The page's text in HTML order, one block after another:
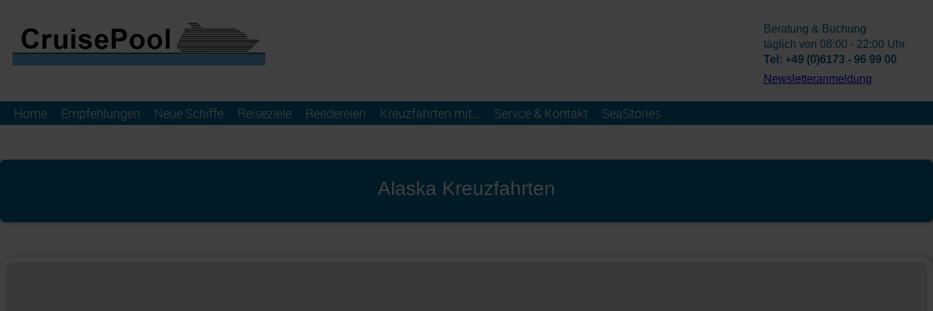
Home Empfehlungen Neue Schiffe Reiseziele Reedereien Kreuzfahrten mit... Servce & Kontakt SeaStories
Beratung & Buchung
täglich von 08:00 - 22:00 Uhr
Tel: +49 (0)6173 - 96 99 00
­Newsletteranmeldung
Alaska Kreuzfahrten